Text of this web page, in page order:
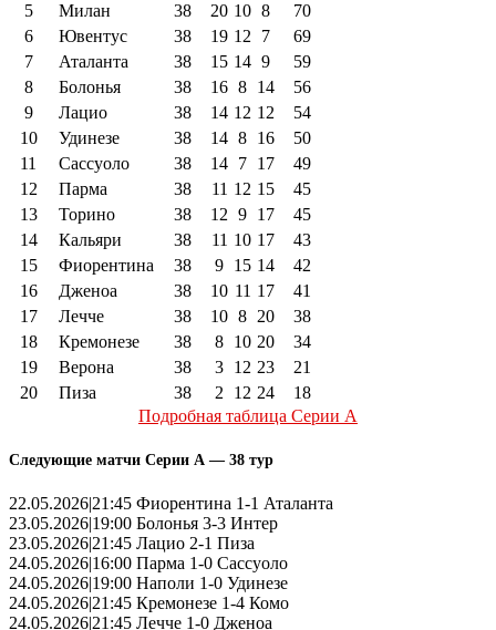
5
Милан 38 20 10 8
70
6
Ювентус 38 19 12 7
69
7
Аталанта 38 15 14 9
59
8
Болонья 38 16 8 14
56
9
Лацио 38 14 12 12
54
10
Удинезе 38 14 8 16
50
11
Сассуоло 38 14 7 17
49
12
Парма 38 11 12 15
45
13
Торино 38 12 9 17
45
14
Кальяри 38 11 10 17
43
15
Фиорентина 38 9 15 14
42
16
Дженоа 38 10 11 17
41
17
Лечче 38 10 8 20
38
18
Кремонезе 38 8 10 20
34
19
Верона 38 3 12 23
21
20
Пиза 38 2 12 24
18
Подробная таблица Серии А
Следующие матчи Серии А — 38 тур
22.05.2026|21:45 Фиорентина 1-1 Аталанта
23.05.2026|19:00 Болонья 3-3 Интер
23.05.2026|21:45 Лацио 2-1 Пиза
24.05.2026|16:00 Парма 1-0 Сассуоло
24.05.2026|19:00 Наполи 1-0 Удинезе
24.05.2026|21:45 Кремонезе 1-4 Комо
24.05.2026|21:45 Лечче 1-0 Дженоа